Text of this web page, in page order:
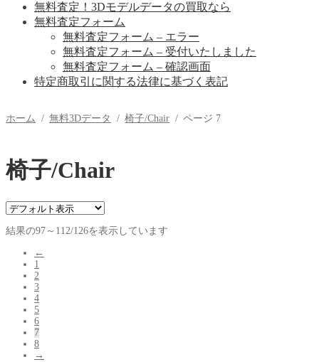
無料査定！3Dモデルデータの買取なら
無料査定フォーム
無料査定フォーム – エラー
無料査定フォーム – 受付いたしました
無料査定フォーム – 確認画面
特定商取引に関する法律に基づく表記
ホーム / 無料3Dデータ / 椅子/Chair / ページ 7
椅子/Chair
結果の97～112/126を表示しています
←
1
2
3
4
5
6
7
8
→